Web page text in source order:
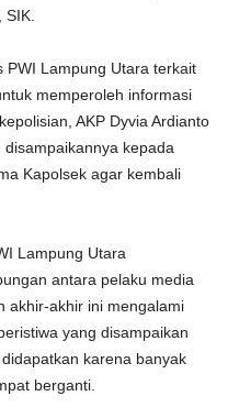
SIK.
PWI Lampung Utara terkait
memperoleh informasi
AKP Dyvia Ardianto
kepada
Kapolsek agar kembali
Lampung Utara
antara pelaku media
akhir-akhir ini mengalami
yang disampaikan
karena banyak
berganti.